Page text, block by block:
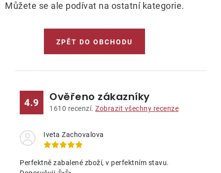
Gastro produkty
Prodávané značky
Klub výhod
Můžete se ale podívat na ostatní kategorie.
ZPĚT DO OBCHODU
4.9 Ověřeno zákazníky
1610 recenzí. Zobrazit všechny recenze
Iveta Zachovalova
Perfektně zabalené zboží, v perfektním stavu.